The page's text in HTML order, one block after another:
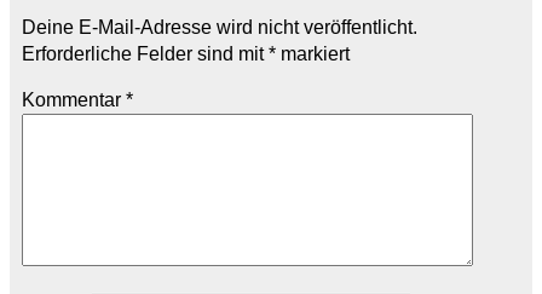
Deine E-Mail-Adresse wird nicht veröffentlicht.
Erforderliche Felder sind mit* markiert
Kommentar *